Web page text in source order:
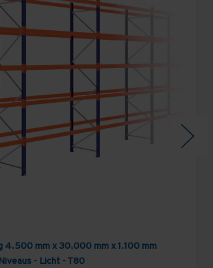
4.500 mm x 30.000 mm x 1.100 mm
- Licht - T80